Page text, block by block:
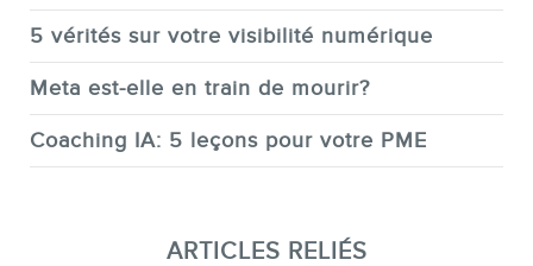
5 vérités sur votre visibilité numérique
Meta est-elle en train de mourir?
Coaching IA: 5 leçons pour votre PME
ARTICLES RELIÉS